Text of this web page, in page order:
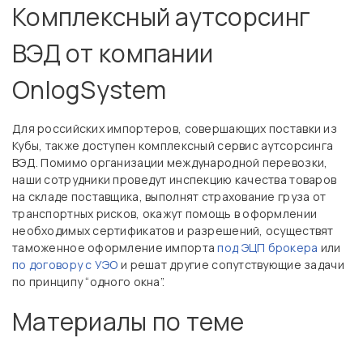
Комплексный аутсорсинг
ВЭД от компании
OnlogSystem
Для российских импортеров, совершающих поставки из
Кубы, также доступен комплексный сервис аутсорсинга
ВЭД. Помимо организации международной перевозки,
наши сотрудники проведут инспекцию качества товаров
на складе поставщика, выполнят страхование груза от
транспортных рисков, окажут помощь в оформлении
необходимых сертификатов и разрешений, осуществят
таможенное оформление импортапод ЭЦП брокера или
по договору с УЭО и решат другие сопутствующие задачи
по принципу “одного окна”.
Материалы по теме